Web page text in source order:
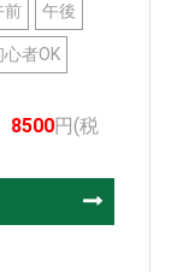
前 午後
心者OK
8500円(税